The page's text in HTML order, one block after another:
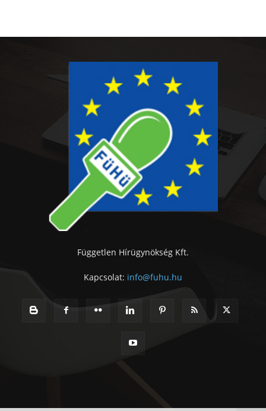
Független Hírügynökség Kft.
Kapcsolat: info@fuhu.hu